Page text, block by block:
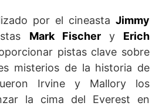
por el cineasta Jimmy
Mark Fischery Erich
pistas clave sobre
misterios de la historia de
Irvine y Mallory los
la cima del Everest en